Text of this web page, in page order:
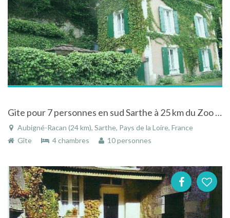
Gite pour 7 personnes en sud Sarthe à 25 km du Zoo de la Flèche
Aubigné-Racan (24 km), Sarthe, Pays de la Loire, France
Gîte
4 chambres 10 personnes